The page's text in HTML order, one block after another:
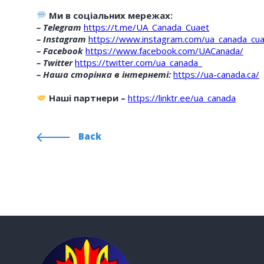
Ми в соціальних мережах:
– Telegram https://t.me/UA_Canada_Cuaet
– Instagram https://www.instagram.com/
– Facebook https://www.facebook.com/UACanada/
– Twitterhttps://twitter.com/ua_canada_
– Наша сторінка в інтернеті: https://ua-canada.ca/
Наші партнери – https://linktr.ee/ua_canada
Back